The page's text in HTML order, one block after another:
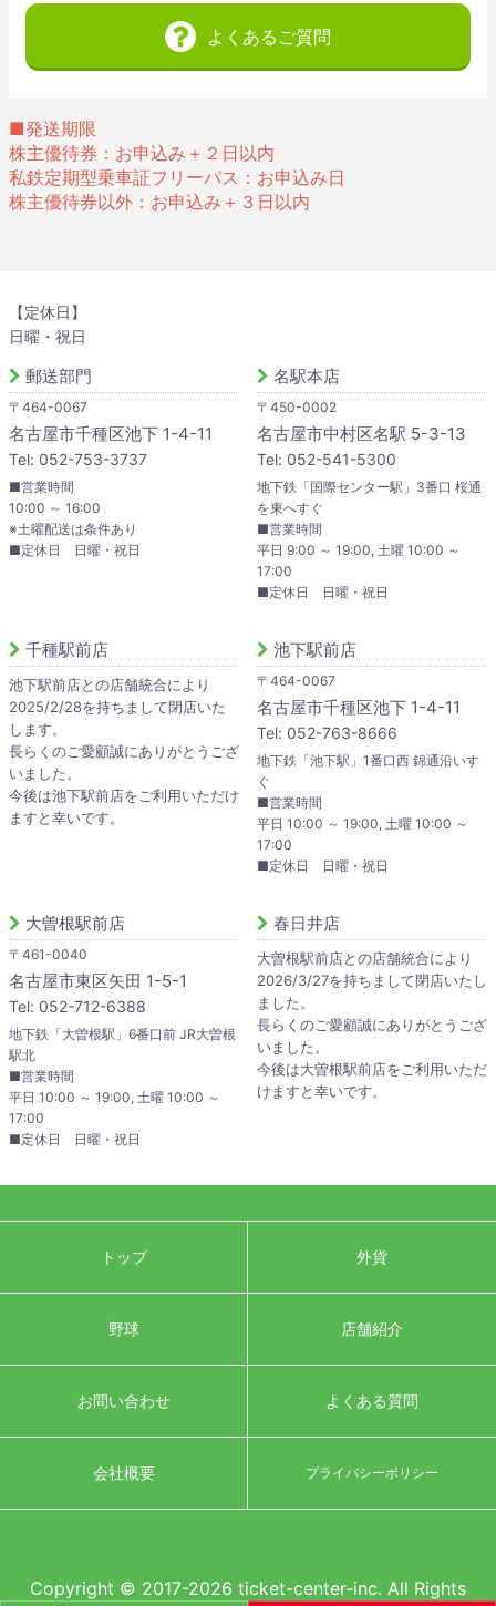
よくあるご質問
■発送期限
株主優待券：お申込み＋２日以内
私鉄定期型乗車証フリーパス：お申込み日
株主優待券以外：お申込み＋３日以内
【定休日】
日曜・祝日
郵送部門
〒464-0067
名古屋市千種区池下 1-4-11
Tel: 052-753-3737
■営業時間
10:00 ～ 16:00
※土曜配送は条件あり
■定休日 日曜・祝日
名駅本店
〒450-0002
名古屋市中村区名駅 5-3-13
Tel: 052-541-5300
地下鉄「国際センター駅」3番口 桜通
を東へすぐ
■営業時間
平日 9:00 ～ 19:00, 土曜 10:00 ～
17:00
■定休日 日曜・祝日
千種駅前店
池下駅前店との店舗統合により
2025/2/28を持ちまして閉店いた
します。
長らくのご愛顧誠にありがとうござ
いました。
今後は池下駅前店をご利用いただけ
ますと幸いです。
池下駅前店
〒464-0067
名古屋市千種区池下 1-4-11
Tel: 052-763-8666
地下鉄「池下駅」1番口西 錦通沿いす
ぐ
■営業時間
平日 10:00 ～ 19:00, 土曜 10:00 ～
17:00
■定休日 日曜・祝日
大曽根駅前店
〒461-0040
名古屋市東区矢田 1-5-1
Tel: 052-712-6388
地下鉄「大曽根駅」6番口前 JR大曽根
駅北
■営業時間
平日 10:00 ～ 19:00, 土曜 10:00 ～
17:00
■定休日 日曜・祝日
春日井店
大曽根駅前店との店舗統合により
2026/3/27を持ちまして閉店いたし
ました。
長らくのご愛顧誠にありがとうござ
いました。
今後は大曽根駅前店をご利用いただ
けますと幸いです。
トップ 外貨
野球 店舗紹介
お問い合わせ よくある質問
会社概要 プライバシーポリシー
Copyright © 2017-2026 ticket-center-inc. All Rights